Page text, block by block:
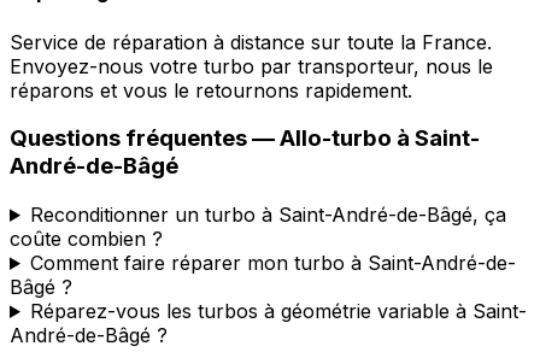
Service de réparation à distance sur toute la France.
Envoyez-nous votre turbo par transporteur, nous le
réparons et vous le retournons rapidement.
Questions fréquentes —Allo-turbo à Saint-
André-de-Bâgé
Reconditionner un turbo à Saint-André-de-Bâgé, ça
coûte combien ?
Comment faire réparer mon turbo à Saint-André-de-
Bâgé ?
Réparez-vous les turbos à géométrie variable à Saint-
André-de-Bâgé ?